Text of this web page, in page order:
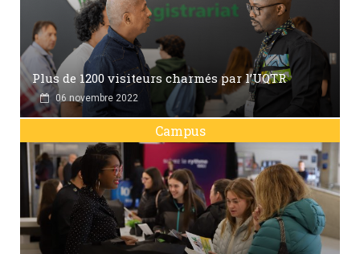
Plus de 1200 visiteurs charmés par l’UQTR
06 novembre 2022
Campus